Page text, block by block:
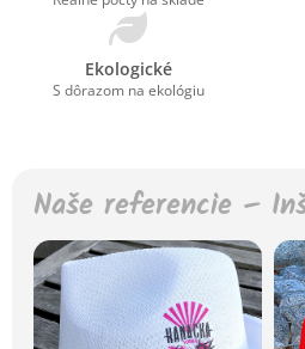
Ekologické
S dôrazom na ekológiu
Naše referencie –